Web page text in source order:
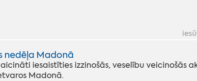
nedēļa Madonā
iesaistīties izzinošās, veselību veicinošās
Madonā.